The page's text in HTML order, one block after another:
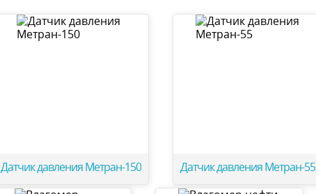
Датчик давления Метран-150 Датчик давления Метран-55